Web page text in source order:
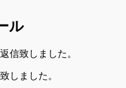
ル
信致しました。
しました。